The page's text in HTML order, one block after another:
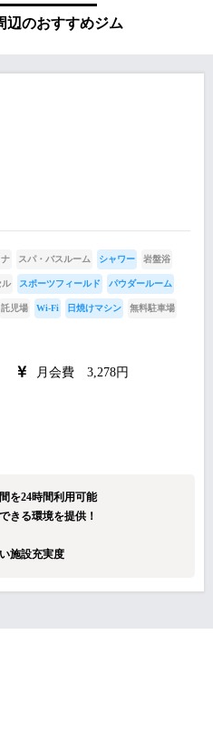
辺のおすすめジム
スパ・バスルーム シャワー 岩盤浴
ル スポーツフィールド パウダールーム
託児場 Wi-Fi 日焼けマシン 無料駐車場
月会費 3,278円
を24時間利用可能
きる環境を提供！
施設充実度